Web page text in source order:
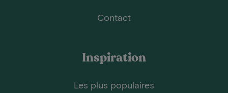
Contact
Inspiration
Les plus populaires